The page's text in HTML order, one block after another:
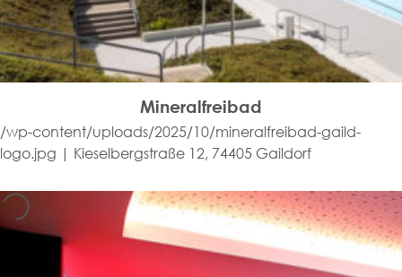
Mineralfreibad
/wp-content/uploads/2025/10/mineralfreibad-gaild-
logo.jpg | Kieselbergstraße 12, 74405 Gaildorf